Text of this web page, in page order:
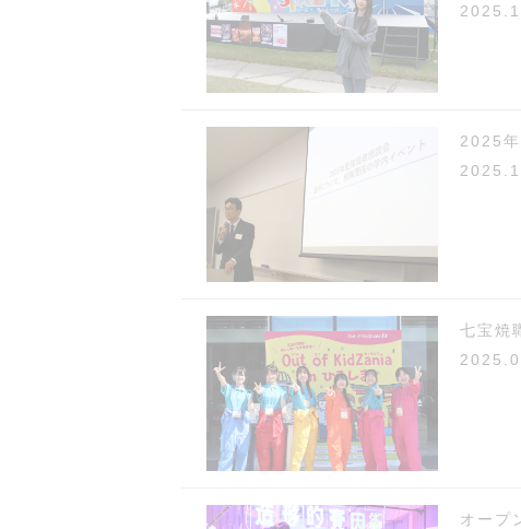
2025
七宝焼
オープ